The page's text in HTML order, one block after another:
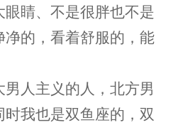
睛、不是很胖也不是
的，看着舒服的，能
人主义的人，北方男
时我也是双鱼座的，双